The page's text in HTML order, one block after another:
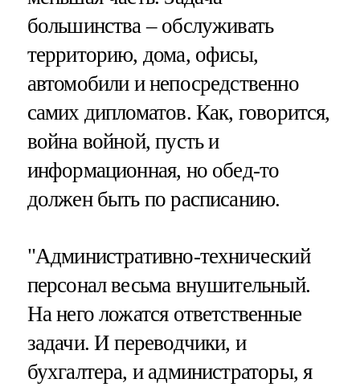
большинства – обслуживать
территорию, дома, офисы,
автомобили и непосредственно
самих дипломатов. Как, говорится,
война войной, пусть и
информационная, но обед-то
должен быть по расписанию.
"Административно-технический
персонал весьма внушительный.
На него ложатся ответственные
задачи. И переводчики, и
бухгалтера, и администраторы, я